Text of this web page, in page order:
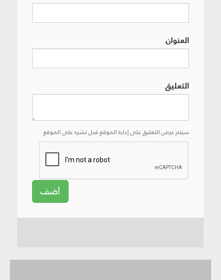
العنوان
التعليق
سيتم عرض التعليق على إدارة الموقع قبل نشره على الموقع
أضف